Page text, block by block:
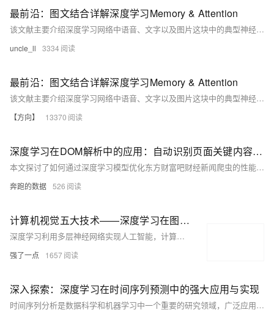
最前沿：图文结合详解深度学习Memory & Attention
该文献主要介绍深度学习网络中语音、文字以及图片这块中的典型神经网络，重点介绍Memory与Attention的发展前沿，分析了几个详细的典型模型，说明Memory与Attention在文字、语音以及图片相关应用中的重要性。
uncle_ll 3334
最前沿：图文结合详解深度学习Memory & Attention
该文献主要介绍深度学习网络中语音、文字以及图片这块中的典型神经网络，重点介绍Memory与Attention的发展前沿，分析了几个详细的典型模型，说明Memory与Attention在文字、语音以及图片相关应用中的重要性。
【方向】 13370
深度学习在DOM解析中的应用：自动识别页面关键内容区块
本文探讨了如何通过深度学习模型优化东方财富吧财经新闻爬虫的性能。针对网络请求、DOM解析与模型推理等瓶颈，采用代理复用、批量推理、多线程并发及模型量化等策略，将单页耗时从5秒优化至2秒，提升60%以上。代码示例涵盖代理配置、TFLite模型加载、批量预测及多线程抓取，确保高效稳定运行，为大规模数据采集提供参考。
奔跑的数据 526
计算机视觉五大技术——深度学习在图像处理中的应用
深度学习利用多层神经网络实现人工智能，计算机视觉是其重要应用之一。图像分类通过卷积神经网络（CNN）判断图片类别，如“猫”或“狗”。目标检测不仅识别物体，还确定其位置，R-CNN系列模型逐步优化检测速度与精度。语义分割对图像每个像素分类，FCN开创像素级分类范式，DeepLab等进一步提升细节表现。实例分割结合目标检测与语义分割，Mask R-CNN实现精准实例区分。关键点检测用于人体姿态估计、人脸特征识别等，OpenPose和HRNet等技术推动该领域发展。这些方法在效率与准确性上不断进步，广泛应用于实际场景。
强了一点 1657
深入探索：深度学习在时间序列预测中的强大应用与实现
时间序列分析是数据科学和机器学习中一个重要的研究领域，广泛应用于金融市场、天气预报、能源管理、交通预测、健康监控等多个领域。时间序列数据具有顺序相关性，通常展示出时间上较强的依赖性，因此简单的传统回归模型往往不能捕捉其中复杂的动态特征。深度学习通过其非线性建模能力和层次结构的特征提取能力，能够有效地捕捉复杂的时间相关性和非线性动态变化模式，从而在时间序列分析中展现出极大的潜力。